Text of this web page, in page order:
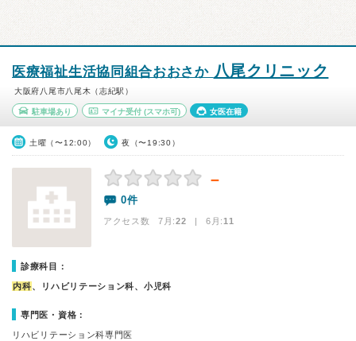
医療福祉生活協同組合おおさか 八尾クリニック
大阪府八尾市八尾木（志紀駅）
駐車場あり マイナ受付(スマホ可) 女医在籍
土曜（〜12:00） 夜（〜19:30）
－
0件
アクセス数 7月:22 | 6月:11
診療科目：
内科、リハビリテーション科、小児科
専門医・資格：
リハビリテーション科専門医